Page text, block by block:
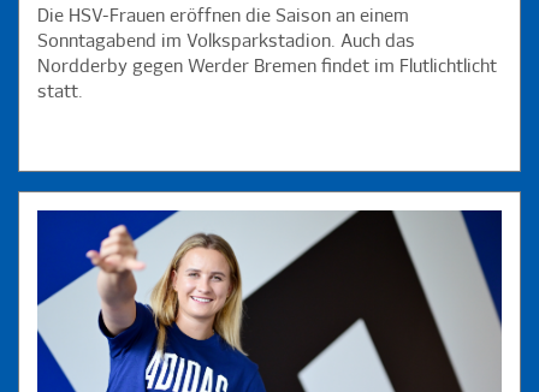
Die HSV-Frauen eröffnen die Saison an einem
Sonntagabend im Volksparkstadion. Auch das
Nordderby gegen Werder Bremen findet im Flutlichtlicht
statt.